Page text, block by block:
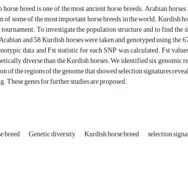
breed is one of the most ancient horse breeds. Arabian
of some of the most important horse breeds in the world. Kurdish
To investigate the population structure and to find
and 58 Kurdish horses were taken and genotyped using
data and Fst statistic for each SNP was calculated. Fst
diverse than the Kurdish horses. We identified six
of the regions of the genome that showed selection signatures
These genes for further studies are proposed.
breed Genetic diversity Kurdish horse breed selection